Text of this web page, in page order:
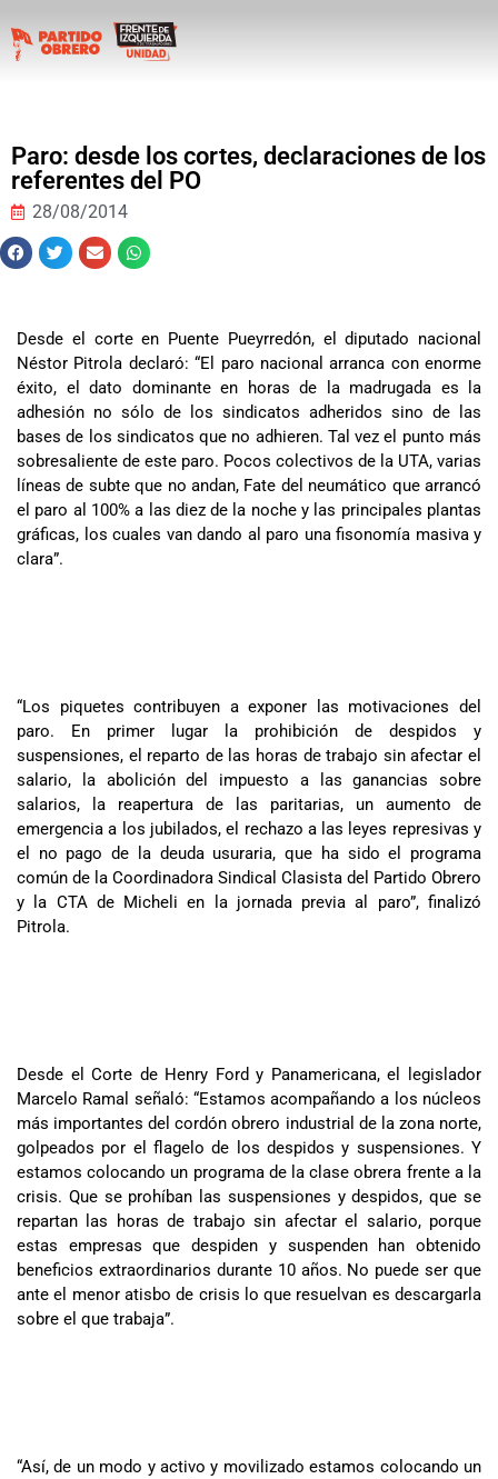
Paro: desde los cortes, declaraciones de los
referentes del PO
28/08/2014
Desde el corte en Puente Pueyrredón, el diputado nacional
Néstor Pitrola declaró: “El paro nacional arranca con enorme
éxito, el dato dominante en horas de la madrugada es la
adhesión no sólo de los sindicatos adheridos sino de las
bases de los sindicatos que no adhieren. Tal vez el punto más
sobresaliente de este paro. Pocos colectivos de la UTA, varias
líneas de subte que no andan, Fate del neumático que arrancó
el paro al 100% a las diez de la noche y las principales plantas
gráficas, los cuales van dando al paro una fisonomía masiva y
clara”.
“Los piquetes contribuyen a exponer las motivaciones del
paro. En primer lugar la prohibición de despidos y
suspensiones, el reparto de las horas de trabajo sin afectar el
salario, la abolición del impuesto a las ganancias sobre
salarios, la reapertura de las paritarias, un aumento de
emergencia a los jubilados, el rechazo a las leyes represivas y
el no pago de la deuda usuraria, que ha sido el programa
común de la Coordinadora Sindical Clasista del Partido Obrero
y la CTA de Micheli en la jornada previa al paro”, finalizó
Pitrola.
Desde el Corte de Henry Ford y Panamericana, el legislador
Marcelo Ramal señaló: “Estamos acompañando a los núcleos
más importantes del cordón obrero industrial de la zona norte,
golpeados por el flagelo de los despidos y suspensiones. Y
estamos colocando un programa de la clase obrera frente a la
crisis. Que se prohíban las suspensiones y despidos, que se
repartan las horas de trabajo sin afectar el salario, porque
estas empresas que despiden y suspenden han obtenido
beneficios extraordinarios durante 10 años. No puede ser que
ante el menor atisbo de crisis lo que resuelvan es descargarla
sobre el que trabaja”.
“Así, de un modo y activo y movilizado estamos colocando un